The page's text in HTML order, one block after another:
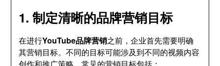
1. 制定清晰的品牌营销目标
在进行YouTube品牌营销之前，企业首先需要明确
其营销目标。不同的目标可能涉及到不同的视频内容